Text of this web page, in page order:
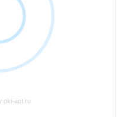
oki-act.ru